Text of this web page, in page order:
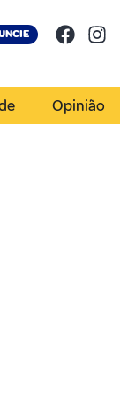
Opinião